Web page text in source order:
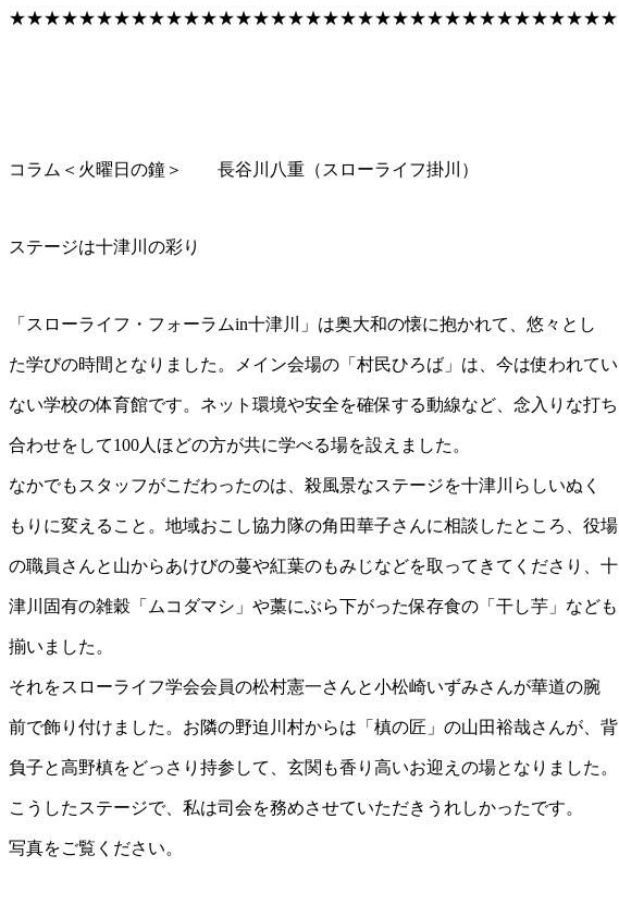
★★★★★★★★★★★★★★★★★★★★★★★★★★★★★★★★★★★
コラム＜火曜日の鐘＞ 長谷川八重（スローライフ掛川）
ステージは十津川の彩り
「スローライフ・フォーラムin十津川」は奥大和の懐に抱かれて、悠々とし
た学びの時間となりました。メイン会場の「村民ひろば」は、今は使われてい
ない学校の体育館です。ネット環境や安全を確保する動線など、念入りな打ち
合わせをして100人ほどの方が共に学べる場を設えました。
なかでもスタッフがこだわったのは、殺風景なステージを十津川らしいぬく
もりに変えること。地域おこし協力隊の角田華子さんに相談したところ、役場
の職員さんと山からあけびの蔓や紅葉のもみじなどを取ってきてくださり、十
津川固有の雑穀「ムコダマシ」や藁にぶら下がった保存食の「干し芋」なども
揃いました。
それをスローライフ学会会員の松村憲一さんと小松崎いずみさんが華道の腕
前で飾り付けました。お隣の野迫川村からは「槙の匠」の山田裕哉さんが、背
負子と高野槙をどっさり持参して、玄関も香り高いお迎えの場となりました。
こうしたステージで、私は司会を務めさせていただきうれしかったです。
写真をご覧ください。